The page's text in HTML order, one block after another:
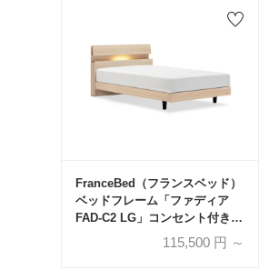
FranceBed（フランスベッド）
ベッドフレーム「ファディア
FAD-C2 LG」コンセント付き
レッグタイプ 全7サイズ 全3色
115,500円 ～